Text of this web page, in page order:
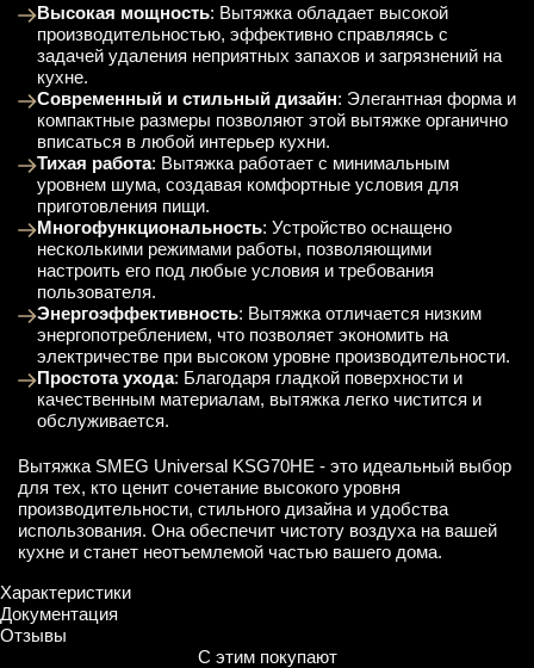
Высокая мощность: Вытяжка обладает высокой
производительностью, эффективно справляясь с
задачей удаления неприятных запахов и загрязнений на
кухне.
Современный и стильный дизайн: Элегантная форма и
компактные размеры позволяют этой вытяжке органично
вписаться в любой интерьер кухни.
Тихая работа: Вытяжка работает с минимальным
уровнем шума, создавая комфортные условия для
приготовления пищи.
Многофункциональность: Устройство оснащено
несколькими режимами работы, позволяющими
настроить его под любые условия и требования
пользователя.
Энергоэффективность: Вытяжка отличается низким
энергопотреблением, что позволяет экономить на
электричестве при высоком уровне производительности.
Простота ухода: Благодаря гладкой поверхности и
качественным материалам, вытяжка легко чистится и
обслуживается.
Вытяжка SMEG Universal KSG70HE - это идеальный выбор
для тех, кто ценит сочетание высокого уровня
производительности, стильного дизайна и удобства
использования. Она обеспечит чистоту воздуха на вашей
кухне и станет неотъемлемой частью вашего дома.
Характеристики
Документация
Отзывы
С этим покупают